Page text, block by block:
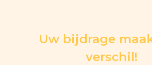
Uw bijdrage
verschil!